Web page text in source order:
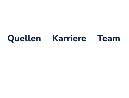
Quellen Karriere Team